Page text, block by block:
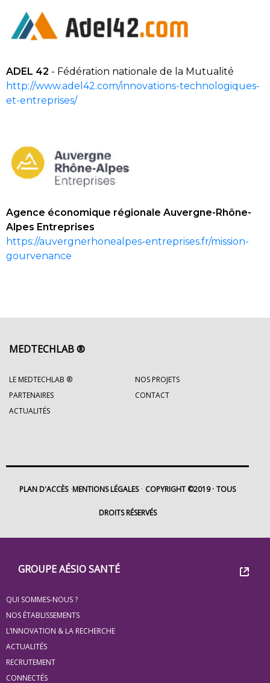
ADEL 42 - Fédération nationale de la Mutualité
http://www.adel42.com/innovations-technologiques-
et-entreprises/
Agence économique régionale Auvergne-Rhône-
Alpes Entreprises
https://auvergnerhonealpes-entreprises.fr/mission-
gourvenance
Groupe
Eovi
pour
les
minis
site
GROUPE AÉSIO SANTÉ
QUI SOMMES-NOUS ?
NOS ÉTABLISSEMENTS
L’INNOVATION & LA RECHERCHE
ACTUALITÉS
RECRUTEMENT
CONNECTÉS
MEDTECHLAB ®
LE MEDTECHLAB ®
NOS PROJETS
PARTENAIRES
CONTACT
ACTUALITÉS
PLAN D'ACCÈS MENTIONS LÉGALES COPYRIGHT ©2019 TOUS
DROITS RÉSERVÉS